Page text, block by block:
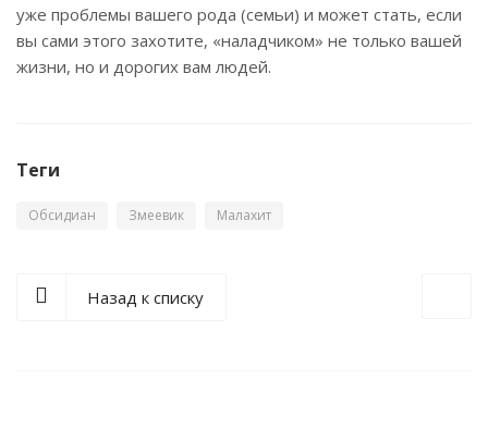
уже проблемы вашего рода (семьи) и может стать, если
вы сами этого захотите, «наладчиком» не только вашей
жизни, но и дорогих вам людей.
Теги
Обсидиан Змеевик Малахит
Назад к списку